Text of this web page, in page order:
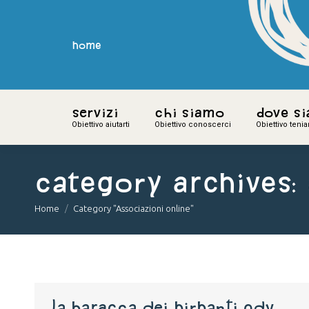
home
Servizi
Obiettivo aiutarti
Chi siamo
Obiettivo conoscerci
Dove
Obiettivo
Category Archives:
You are here:
Home Category "Associazioni online"
home
Servizi
Obiettivo aiutarti
Chi siamo
Obiettivo conoscerci
Dove
Obiettivo